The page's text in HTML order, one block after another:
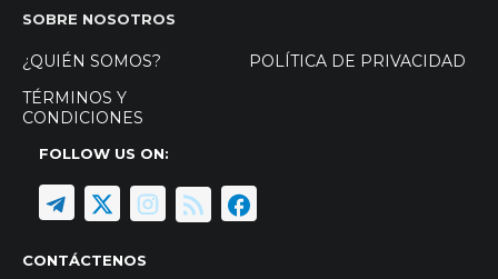
SOBRE NOSOTROS
¿QUIÉN SOMOS?
POLÍTICA DE PRIVACIDAD
TÉRMINOS Y
CONDICIONES
FOLLOW US ON:
CONTÁCTENOS